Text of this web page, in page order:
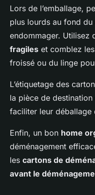
Lors de l’emballage,
plus lourds au fond
endommager. Utilisez
fragiles et comblez
froissé ou du linge
L’étiquetage des
la pièce de
faciliter leur déballage
Enfin, un bon home
déménagement
les cartons de
avant le